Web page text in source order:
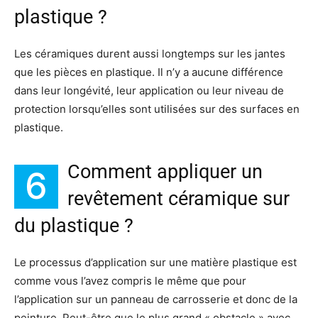
plastique ?
Les céramiques durent aussi longtemps sur les jantes
que les pièces en plastique. Il n’y a aucune différence
dans leur longévité, leur application ou leur niveau de
protection lorsqu’elles sont utilisées sur des surfaces en
plastique.
6
Comment appliquer un
revêtement céramique sur
du plastique ?
Le processus d’application sur une matière plastique est
comme vous l’avez compris le même que pour
l’application sur un panneau de carrosserie et donc de la